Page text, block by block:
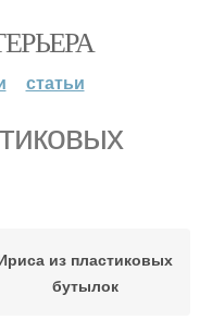
статьи
из пластиковых
бутылок